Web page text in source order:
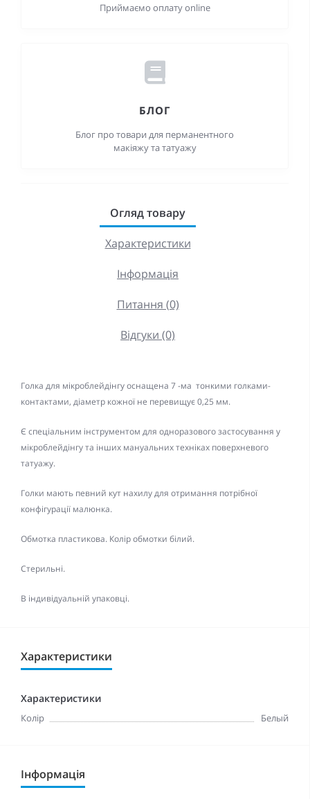
Приймаємо оплату online
БЛОГ
Блог про товари для перманентного
макіяжу та татуажу
Огляд товару
Характеристики
Інформація
Питання (0)
Відгуки (0)
Голка для мікроблейдінгу оснащена 7 -ма тонкими голками-
контактами, діаметр кожної не перевищує 0,25 мм.
Є спеціальним інструментом для одноразового застосування у
мікроблейдінгу та інших мануальних техніках поверхневого
татуажу.
Голки мають певний кут нахилу для отримання потрібної
конфігурації малюнка.
Обмотка пластикова. Колір обмотки білий.
Стерильні.
В індивідуальній упаковці.
Характеристики
Характеристики
Колір Белый
Інформація